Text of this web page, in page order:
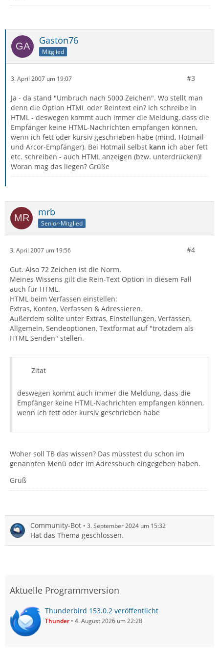
Gaston76
Mitglied
3. April 2007 um 19:07 #3
Ja - da stand "Umbruch nach 5000 Zeichen". Wo stellt man
denn die Option HTML oder Reintext ein? Ich schreibe in
HTML - deswegen kommt auch immer die Meldung, dass die
Empfänger keine HTML-Nachrichten empfangen können,
wenn ich fett oder kursiv geschrieben habe (mind. Hotmail-
und Arcor-Empfänger). Bei Hotmail selbst kann ich aber fett
etc. schreiben - auch HTML anzeigen (bzw. unterdrücken)!
Woran mag das liegen? Grüße
mrb
Senior-Mitglied
3. April 2007 um 19:56 #4
Gut. Also 72 Zeichen ist die Norm.
Meines Wissens gilt die Rein-Text Option in diesem Fall
auch für HTML.
HTML beim Verfassen einstellen:
Extras, Konten, Verfassen & Adressieren.
Außerdem sollte unter Extras, Einstellungen, Verfassen,
Allgemein, Sendeoptionen, Textformat auf "trotzdem als
HTML Senden" stellen.
Zitat
deswegen kommt auch immer die Meldung, dass die
Empfänger keine HTML-Nachrichten empfangen können,
wenn ich fett oder kursiv geschrieben habe
Woher soll TB das wissen? Das müsstest du schon im
genannten Menü oder im Adressbuch eingegeben haben.
Gruß
Community-Bot 3. September 2024 um 15:32
Hat das Thema geschlossen.
Aktuelle Programmversion
Thunderbird 153.0.2 veröffentlicht
Thunder 4. August 2026 um 22:28